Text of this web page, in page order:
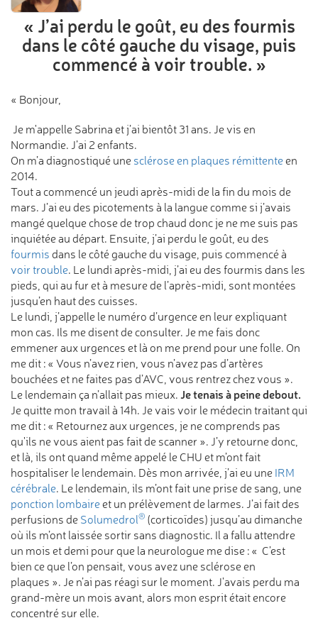
« J’ai perdu le goût, eu des fourmis
dans le côté gauche du visage, puis
commencé à voir trouble. »
« Bonjour,
Je m'appelle Sabrina et j’ai bientôt 31 ans. Je vis en
Normandie. J’ai 2 enfants.
On m’a diagnostiqué une sclérose en plaques rémittenteen
2014.
Tout a commencé un jeudi après-midi de la fin du mois de
mars. J’ai eu des picotements à la langue comme si j’avais
mangé quelque chose de trop chaud donc je ne me suis pas
inquiétée au départ. Ensuite, j’ai perdu le goût, eu des
fourmis dans le côté gauche du visage, puis commencé à
voir trouble. Le lundi après-midi, j’ai eu des fourmis dans les
pieds, qui au fur et à mesure de l’après-midi, sont montées
jusqu’en haut des cuisses.
Le lundi, j’appelle le numéro d’urgence en leur expliquant
mon cas. Ils me disent de consulter. Je me fais donc
emmener aux urgences et là on me prend pour une folle. On
me dit : « Vous n’avez rien, vous n’avez pas d’artères
bouchées et ne faites pas d’AVC, vous rentrez chez vous ».
Le lendemain ça n’allait pas mieux. Je tenais à peine debout.
Je quitte mon travail à 14h. Je vais voir le médecin traitant qui
me dit : « Retournez aux urgences, je ne comprends pas
qu'ils ne vous aient pas fait de scanner ». J’y retourne donc,
et là, ils ont quand même appelé le CHU et m’ont fait
hospitaliser le lendemain. Dès mon arrivée, j’ai eu une IRM
cérébrale. Le lendemain, ils m’ont fait une prise de sang, une
ponction lombaireet un prélèvement de larmes. J’ai fait des
perfusions de Solumedrol® (corticoïdes) jusqu’au dimanche
où ils m’ont laissée sortir sans diagnostic. Il a fallu attendre
un mois et demi pour que la neurologue me dise : « C’est
bien ce que l’on pensait, vous avez une sclérose en
plaques ». Je n’ai pas réagi sur le moment. J'avais perdu ma
grand-mère un mois avant, alors mon esprit était encore
concentré sur elle.